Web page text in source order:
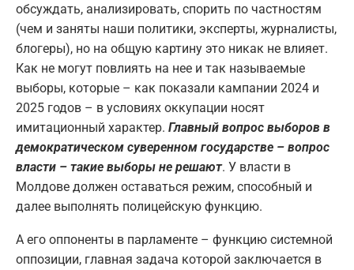
обсуждать, анализировать, спорить по частностям
(чем и заняты наши политики, эксперты, журналисты,
блогеры), но на общую картину это никак не влияет.
Как не могут повлиять на нее и так называемые
выборы, которые – как показали кампании 2024 и
2025 годов – в условиях оккупации носят
имитационный характер. Главный вопрос выборов в
демократическом суверенном государстве – вопрос
власти – такие выборы не решают. У власти в
Молдове должен оставаться режим, способный и
далее выполнять полицейскую функцию.
А его оппоненты в парламенте – функцию системной
оппозиции, главная задача которой заключается в